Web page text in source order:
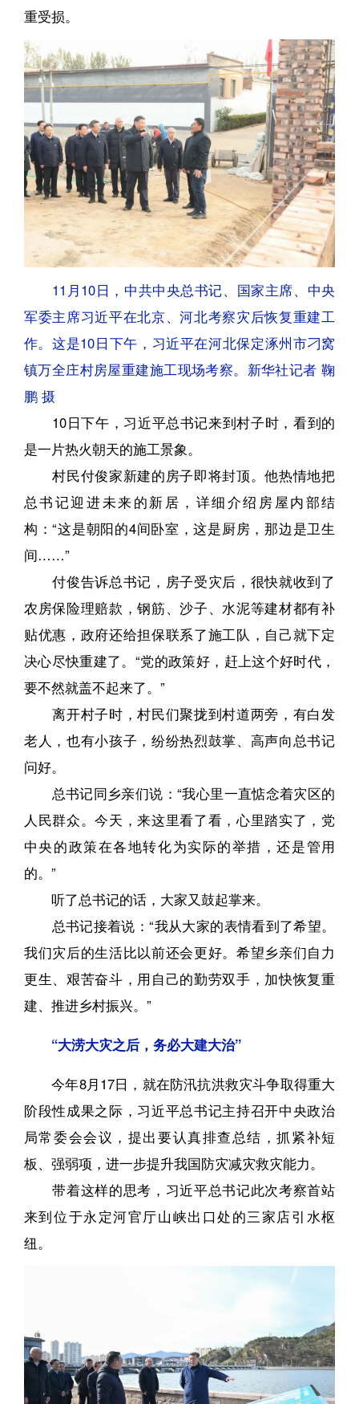
重受损。
11月10日，中共中央总书记、国家主席、中央
军委主席习近平在北京、河北考察灾后恢复重建工
作。这是10日下午，习近平在河北保定涿州市刁窝
镇万全庄村房屋重建施工现场考察。新华社记者 鞠
鹏 摄
10日下午，习近平总书记来到村子时，看到的
是一片热火朝天的施工景象。
村民付俊家新建的房子即将封顶。他热情地把
总书记迎进未来的新居，详细介绍房屋内部结
构：“这是朝阳的4间卧室，这是厨房，那边是卫生
间……”
付俊告诉总书记，房子受灾后，很快就收到了
农房保险理赔款，钢筋、沙子、水泥等建材都有补
贴优惠，政府还给担保联系了施工队，自己就下定
决心尽快重建了。“党的政策好，赶上这个好时代，
要不然就盖不起来了。”
离开村子时，村民们聚拢到村道两旁，有白发
老人，也有小孩子，纷纷热烈鼓掌、高声向总书记
问好。
总书记同乡亲们说：“我心里一直惦念着灾区的
人民群众。今天，来这里看了看，心里踏实了，党
中央的政策在各地转化为实际的举措，还是管用
的。”
听了总书记的话，大家又鼓起掌来。
总书记接着说：“我从大家的表情看到了希望。
我们灾后的生活比以前还会更好。希望乡亲们自力
更生、艰苦奋斗，用自己的勤劳双手，加快恢复重
建、推进乡村振兴。”
“大涝大灾之后，务必大建大治”
今年8月17日，就在防汛抗洪救灾斗争取得重大
阶段性成果之际，习近平总书记主持召开中央政治
局常委会会议，提出要认真排查总结，抓紧补短
板、强弱项，进一步提升我国防灾减灾救灾能力。
带着这样的思考，习近平总书记此次考察首站
来到位于永定河官厅山峡出口处的三家店引水枢
纽。